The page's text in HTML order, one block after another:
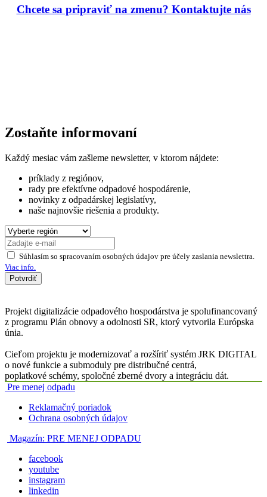
Chcete sa pripraviť na zmenu? Kontaktujte nás
Zostaňte informovaní
Každý mesiac vám zašleme newsletter, v ktorom nájdete:
príklady z regiónov,
rady pre efektívne odpadové hospodárenie,
novinky z odpadárskej legislatívy,
naše najnovšie riešenia a produkty.
Súhlasím so spracovaním osobných údajov pre účely zaslania newslettra.
Viac info.
Potvrdiť
Projekt digitalizácie odpadového hospodárstva je spolufinancovaný
z programu Plán obnovy a odolnosti SR, ktorý vytvorila Európska
únia.
Cieľom projektu je modernizovať a rozšíriť systém JRK DIGITAL
o nové funkcie a submoduly pre distribučné centrá,
poplatkové schémy, spoločné zberné dvory a integráciu dát.
Pre menej odpadu
Reklamačný poriadok
Ochrana osobných údajov
Magazín: PRE MENEJ ODPADU
facebook
youtube
instagram
linkedin